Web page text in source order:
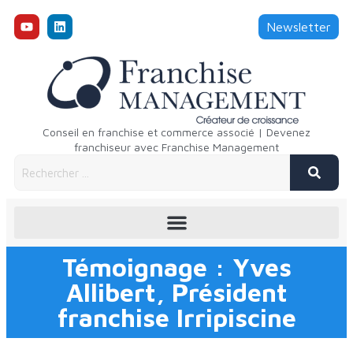
Newsletter
Conseil en franchise et commerce associé | Devenez
franchiseur avec Franchise Management
Témoignage : Yves
Allibert, Président
franchise Irripiscine